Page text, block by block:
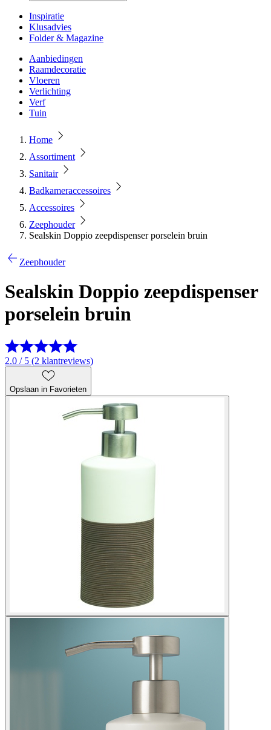
Inspiratie
Klusadvies
Folder & Magazine
Aanbiedingen
Raamdecoratie
Vloeren
Verlichting
Verf
Tuin
Home
Assortiment
Sanitair
Badkameraccessoires
Accessoires
Zeephouder
Sealskin Doppio zeepdispenser porselein bruin
Zeephouder
Sealskin Doppio zeepdispenser
porselein bruin
2.0 / 5 (2 klantreviews)
Opslaan in Favorieten